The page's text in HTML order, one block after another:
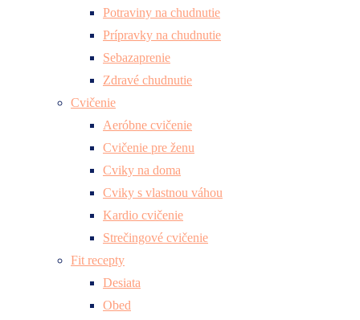
Potraviny na chudnutie
Prípravky na chudnutie
Sebazaprenie
Zdravé chudnutie
Cvičenie
Aeróbne cvičenie
Cvičenie pre ženu
Cviky na doma
Cviky s vlastnou váhou
Kardio cvičenie
Strečingové cvičenie
Fit recepty
Desiata
Obed